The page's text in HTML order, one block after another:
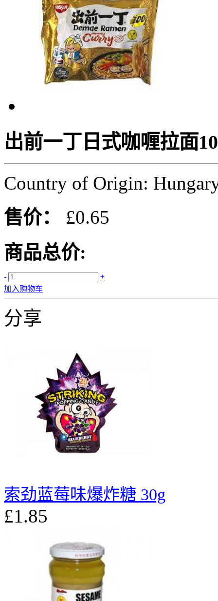
出前一丁日式咖喱拉面
Country of Origin:
售价：
£0.65
商品总价:
-
+
加入购物车
分享
索劲蓝莓味爆炸糖 30g
£1.85